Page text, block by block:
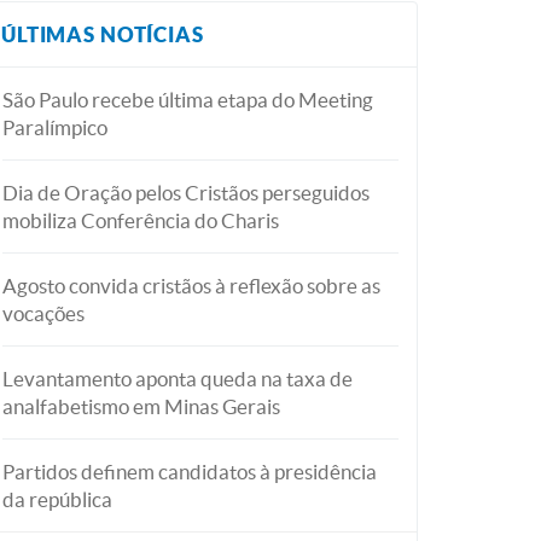
ÚLTIMAS NOTÍCIAS
São Paulo recebe última etapa do Meeting
Paralímpico
Dia de Oração pelos Cristãos perseguidos
mobiliza Conferência do Charis
Agosto convida cristãos à reflexão sobre as
vocações
Levantamento aponta queda na taxa de
analfabetismo em Minas Gerais
Partidos definem candidatos à presidência
da república